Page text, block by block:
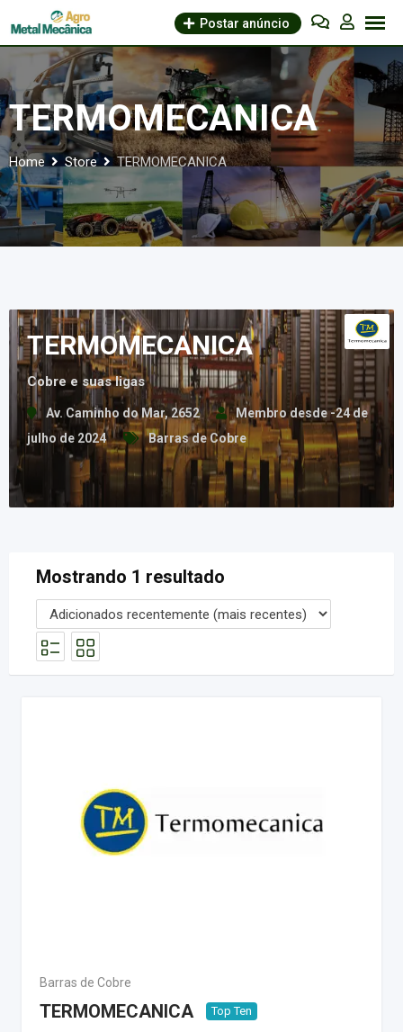
to
Postar anúncio
TERMOMECANICA
Home Store TERMOMECANICA
TERMOMECANICA
Cobre e suas ligas
Av. Caminho do Mar, 2652
Membro desde -24 de
julho de 2024
Barras de Cobre
Mostrando 1 resultado
Barras de Cobre
TERMOMECANICA Top Ten